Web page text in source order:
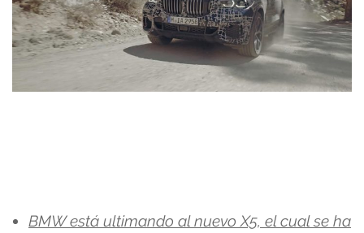
BMW está ultimando al nuevo X5, el cual se ha